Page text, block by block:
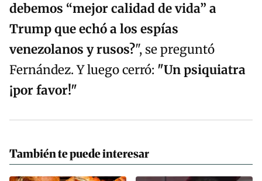
debemos “mejor calidad de vida” a
Trump que echó a los espías
venezolanos y rusos?", se preguntó
Fernández. Y luego cerró: "Un psiquiatra
¡por favor!"
También te puede interesar